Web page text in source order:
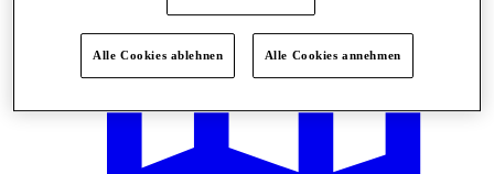
Alle Cookies ablehnen Alle Cookies annehmen